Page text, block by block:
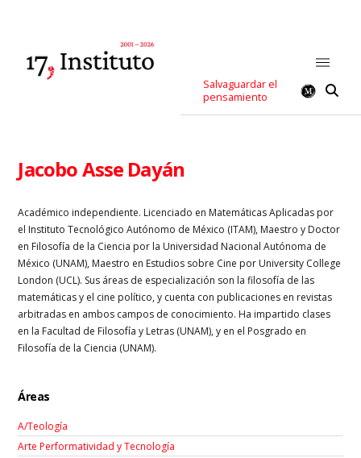
Salvaguardar el
pensamiento
Jacobo Asse Dayán
Académico independiente. Licenciado en Matemáticas Aplicadas por
el Instituto Tecnológico Autónomo de México (ITAM), Maestro y Doctor
en Filosofía de la Ciencia por la Universidad Nacional Autónoma de
México (UNAM), Maestro en Estudios sobre Cine por University College
London (UCL). Sus áreas de especialización son la filosofía de las
matemáticas y el cine político, y cuenta con publicaciones en revistas
arbitradas en ambos campos de conocimiento. Ha impartido clases
en la Facultad de Filosofía y Letras (UNAM), y en el Posgrado en
Filosofía de la Ciencia (UNAM).
Áreas
A/Teología
Arte Performatividad y Tecnología